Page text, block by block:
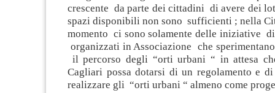
crescente da parte dei cittadini di avere dei
spazi disponibili non sono sufficienti ; nella
momento ci sono solamente delle iniziative
organizzati in Associazione che
il percorso degli “orti urbani “ in attesa
Cagliari possa dotarsi di un regolamento e
realizzare gli “orti urbani “ almeno come